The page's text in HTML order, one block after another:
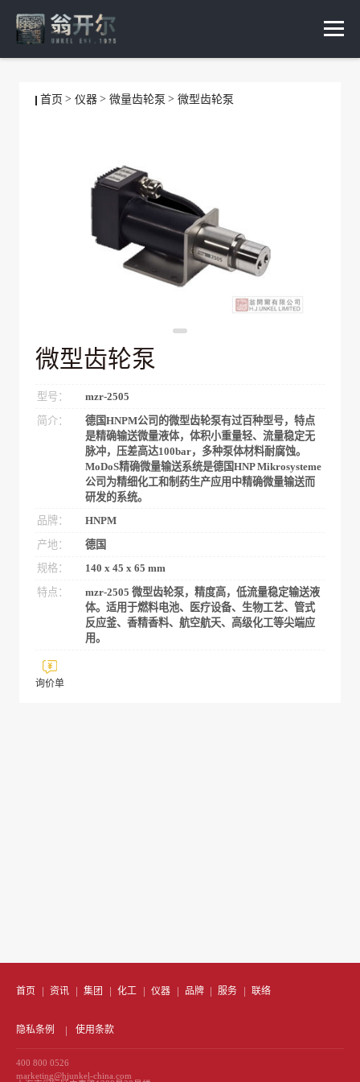
首页 仪器 微量齿轮泵 微型齿轮泵
微型齿轮泵
型号：
mzr-2505
简介：
德国HNPM公司的微型齿轮泵有过百种型号，特点
是精确输送微量液体，体积小重量轻、流量稳定无
脉冲，压差高达100bar，多种泵体材料耐腐蚀。
MoDoS精确微量输送系统是德国HNP Mikrosysteme
公司为精细化工和制药生产应用中精确微量输送而
研发的系统。
品牌：
HNPM
产地：
德国
规格：
140 x 45 x 65 mm
特点：
mzr-2505 微型齿轮泵，精度高，低流量稳定输送液
体。适用于燃料电池、医疗设备、生物工艺、管式
反应釜、香精香料、航空航天、高级化工等尖端应
用。
询价单
首页 资讯 集团 化工 仪器 品牌 服务 联络
隐私条例 使用条款
400 800 0526
marketing@hjunkel-china.com